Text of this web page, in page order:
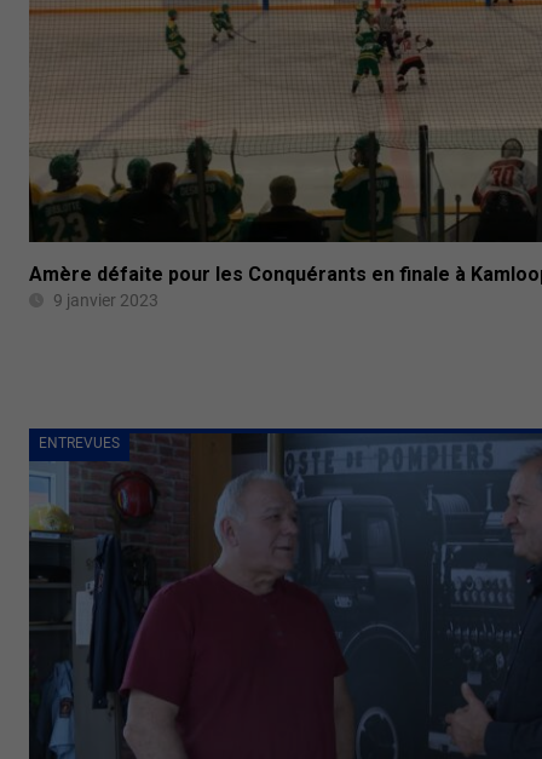
Amère défaite pour les Conquérants en finale à
9 janvier 2023
ENTREVUES